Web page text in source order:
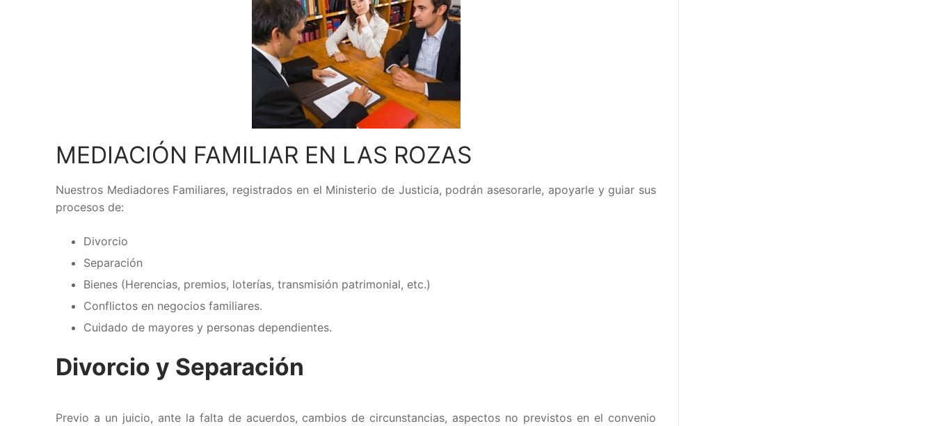
MEDIACIÓN FAMILIAR EN LAS ROZAS
Nuestros Mediadores Familiares, registrados en el Ministerio de Justicia, podrán asesorarle, apoyarle y guiar sus
procesos de:
Divorcio
Separación
Bienes (Herencias, premios, loterías, transmisión patrimonial, etc.)
Conflictos en negocios familiares.
Cuidado de mayores y personas dependientes.
Divorcio y Separación
Previo a un juicio, ante la falta de acuerdos, cambios de circunstancias, aspectos no previstos en el convenio